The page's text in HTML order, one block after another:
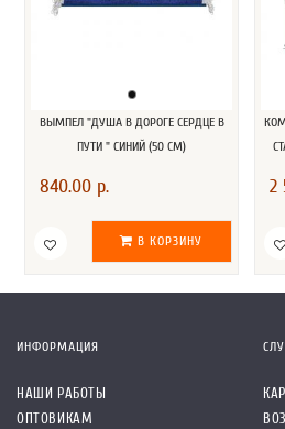
ВЫМПЕЛ "ДУША В ДОРОГЕ СЕРДЦЕ В
ПУТИ " СИНИЙ (50 СМ)
840.00 р.
В КОРЗИНУ
2
ИНФОРМАЦИЯ
НАШИ РАБОТЫ
ОПТОВИКАМ